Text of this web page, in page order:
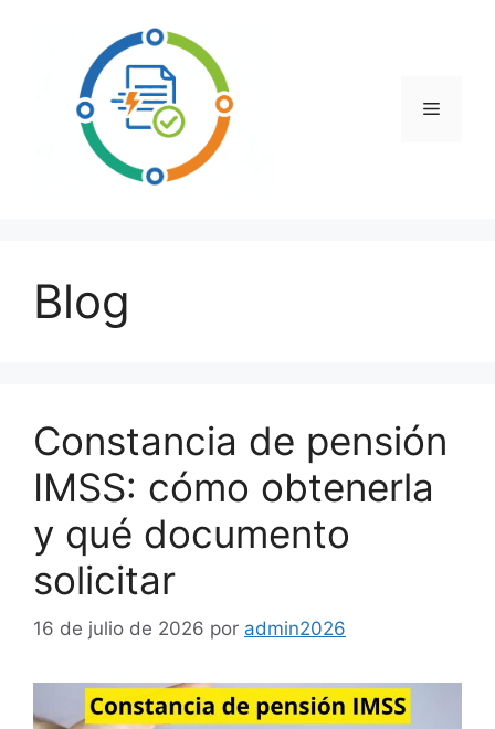
contenido
Menú
Blog
Constancia de pensión
IMSS: cómo obtenerla
y qué documento
solicitar
16 de julio de 2026 por admin2026